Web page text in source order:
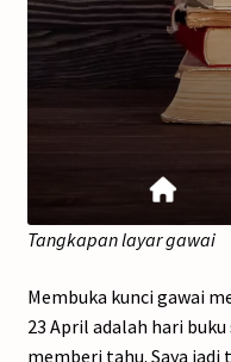
Tangkapan layar gawai
Membuka kunci gawai
23 April adalah hari
memberi tahu. Saya